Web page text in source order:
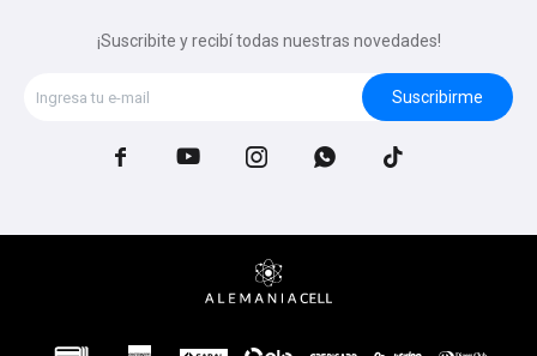
¡Suscribite y recibí todas nuestras novedades!
Suscribirme
    